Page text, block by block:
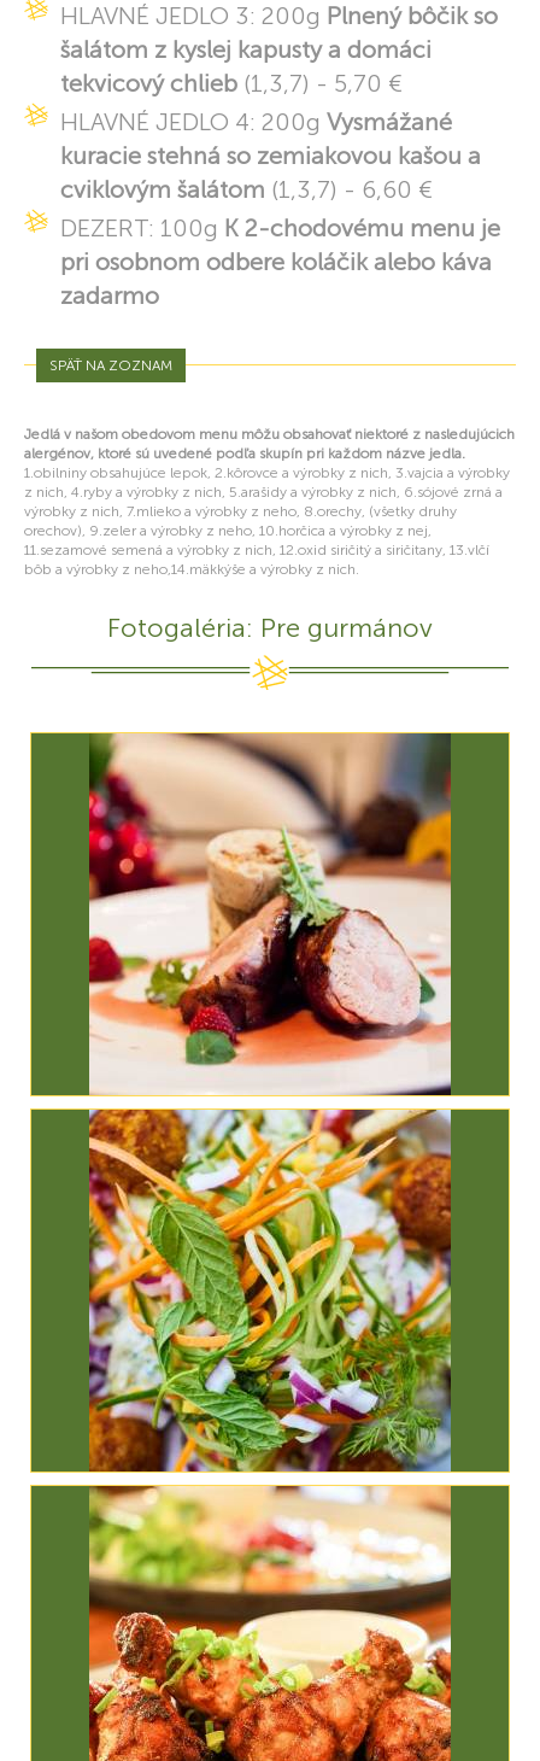
HLAVNÉ JEDLO 3: 200g Plnený bôčik so
šalátom z kyslej kapusty a domáci
tekvicový chlieb (1,3,7) - 5,70 €
HLAVNÉ JEDLO 4: 200g Vysmážané
kuracie stehná so zemiakovou kašou a
cviklovým šalátom (1,3,7) - 6,60 €
DEZERT: 100g K 2-chodovému menu je
pri osobnom odbere koláčik alebo káva
zadarmo
SPÄŤ NA ZOZNAM
Jedlá v našom obedovom menu môžu obsahovať niektoré z nasledujúcich
alergénov, ktoré sú uvedené podľa skupín pri každom názve jedla.
1.obilniny obsahujúce lepok, 2.kôrovce a výrobky z nich, 3.vajcia a výrobky
z nich, 4.ryby a výrobky z nich, 5.arašidy a výrobky z nich, 6.sójové zrná a
výrobky z nich, 7.mlieko a výrobky z neho, 8.orechy, (všetky druhy
orechov), 9.zeler a výrobky z neho, 10.horčica a výrobky z nej,
11.sezamové semená a výrobky z nich, 12.oxid siričitý a siričitany, 13.vlčí
bôb a výrobky z neho,14.mäkkýše a výrobky z nich.
Fotogaléria: Pre gurmánov